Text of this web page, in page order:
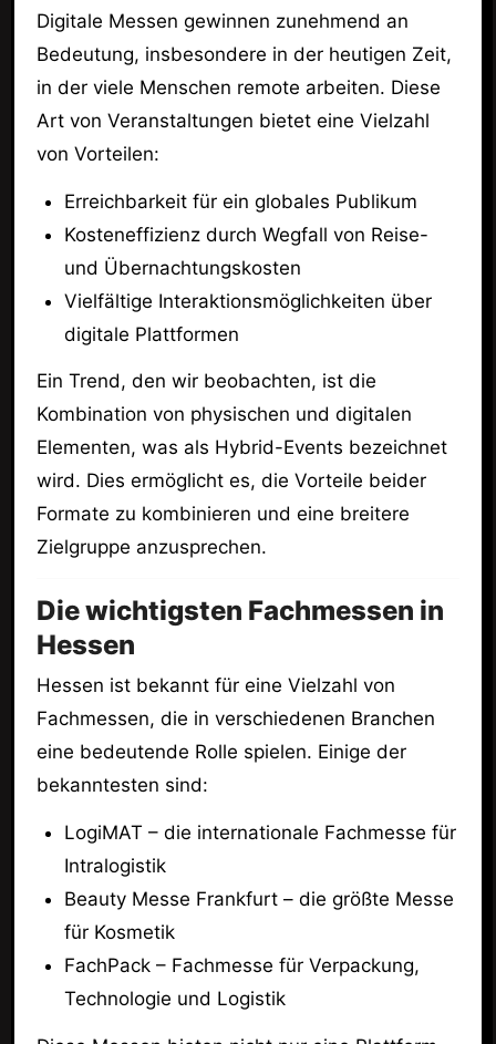
Digitale Messen gewinnen zunehmend an
Bedeutung, insbesondere in der heutigen Zeit,
in der viele Menschen remote arbeiten. Diese
Art von Veranstaltungen bietet eine Vielzahl
von Vorteilen:
Erreichbarkeit für ein globales Publikum
Kosteneffizienz durch Wegfall von Reise-
und Übernachtungskosten
Vielfältige Interaktionsmöglichkeiten über
digitale Plattformen
Ein Trend, den wir beobachten, ist die
Kombination von physischen und digitalen
Elementen, was als Hybrid-Events bezeichnet
wird. Dies ermöglicht es, die Vorteile beider
Formate zu kombinieren und eine breitere
Zielgruppe anzusprechen.
Die wichtigsten Fachmessen in
Hessen
Hessen ist bekannt für eine Vielzahl von
Fachmessen, die in verschiedenen Branchen
eine bedeutende Rolle spielen. Einige der
bekanntesten sind:
LogiMAT – die internationale Fachmesse für
Intralogistik
Beauty Messe Frankfurt – die größte Messe
für Kosmetik
FachPack – Fachmesse für Verpackung,
Technologie und Logistik